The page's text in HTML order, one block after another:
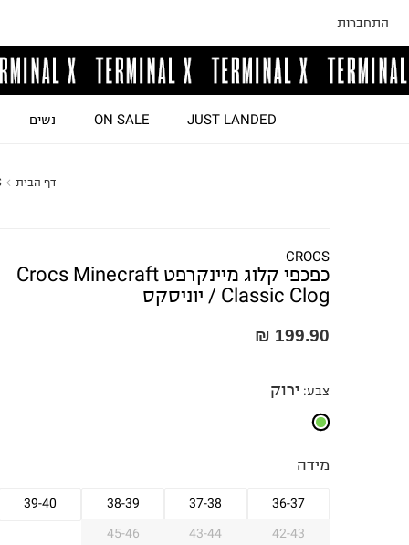
התחברות
JUST LANDED
ON SALE נשים
דף הבית
CROCS
כפכפי קלוג מיינקרפט Crocs Minecraft
Classic Clog / יוניסקס
199.90 ₪
צבע: ירוק
מידה
36-37
37-38
38-39
39-40
42-43
43-44
45-46